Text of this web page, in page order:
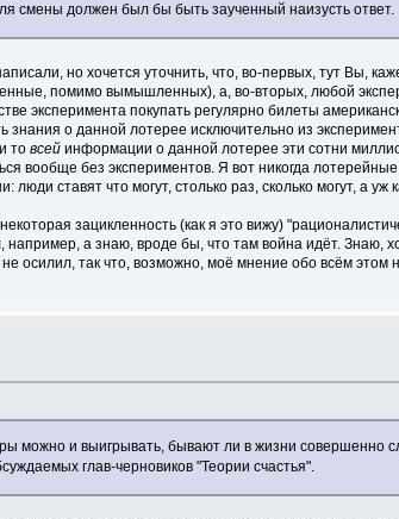
смены должен был бы быть заученный наизусть ответ.
но хочется уточнить, что, во-первых, тут Вы,
помимо вымышленных), а, во-вторых, любой
эксперимента покупать регулярно билеты
знания о данной лотерее исключительно из
товсей информации о данной лотерее эти сотни
вообще без экспериментов. Я вот никогда
люди ставят что могут, столько раз, сколько могут, а уж
зацикленность (как я это вижу)
например, а знаю, вроде бы, что там война идёт. Знаю,
осилил, так что, возможно, моё мнение обо всём этом
можно и выигрывать, бывают ли в жизни
глав-черновиков "Теории счастья".